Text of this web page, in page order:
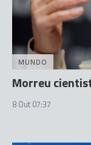
MUNDO
Morreu
8 Out 07:37